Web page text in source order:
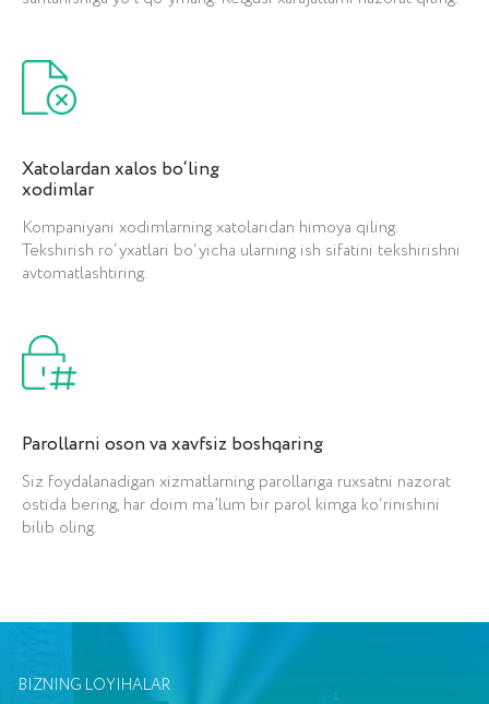
Xatolardan xalos bo‘ling
xodimlar
Kompaniyani xodimlarning xatolaridan himoya qiling.
Tekshirish ro‘yxatlari bo‘yicha ularning ish sifatini tekshirishni
avtomatlashtiring.
Parollarni oson va xavfsiz boshqaring
Siz foydalanadigan xizmatlarning parollariga ruxsatni nazorat
ostida bering, har doim ma’lum bir parol kimga ko‘rinishini
bilib oling.
Youtube kanalimizda yanaxam
qiziqarli va foydali videolar mavjud
KANALGA O‘TISH UCHUN
BIZNING JAMOA